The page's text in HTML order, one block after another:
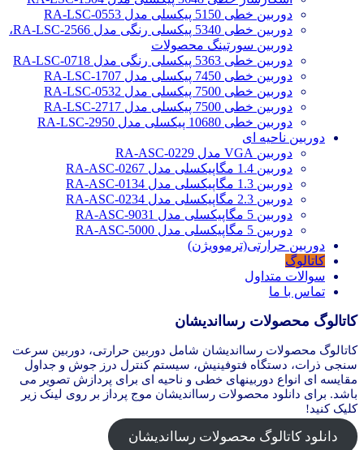
دوربین خطی 5150 پیکسلی مدل RA-LSC-0553
دوربین خطی 5340 پیکسلی رنگی مدل RA-LSC-2566،
دوربین سورتینگ محصولات
دوربین خطی 5363 پیکسلی رنگی مدل RA-LSC-0718
دوربین خطی 7450 پیکسلی مدل RA-LSC-1707
دوربین خطی 7500 پیکسلی مدل RA-LSC-0532
دوربین خطی 7500 پیکسلی مدل RA-LSC-2717
دوربین خطی 10680 پیکسلی مدل RA-LSC-2950
دوربین ناحیه ای
دوربین VGA مدل RA-ASC-0229
دوربین 1.4 مگاپیکسلی مدل RA-ASC-0267
دوربین 1.3 مگاپیکسلی مدل RA-ASC-0134
دوربین 2.3 مگاپیکسلی مدل RA-ASC-0234
دوربین 5 مگاپیکسلی مدل RA-ASC-9031
دوربین 5 مگاپیکسلی مدل RA-ASC-5000
دوربین حرارتی(ترموویژن)
کاتالوگ
سوالات متداول
تماس با ما
کاتالوگ محصولات رسااندیشان
کاتالوگ محصولات رسااندیشان شامل دوربین حرارتی، دوربین سرعت
سنجی ذرات، دستگاه فتوفینیش، سیستم کنترل درز جوش و جداول
مقایسه ای انواع دوربینهای خطی و ناحیه ای برای پردازش تصویر می
باشد. برای دانلود محصولات رسااندیشان موج پرداز بر روی لینک زیر
کلیک کنید!
دانلود کاتالوگ محصولات رسااندیشان